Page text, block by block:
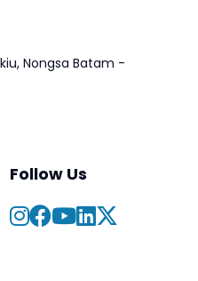
Nongsa Batam -
Follow Us